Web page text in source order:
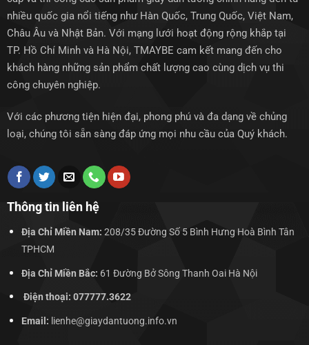
nhiều quốc gia nổi tiếng như Hàn Quốc, Trung Quốc, Việt Nam,
Châu Âu và Nhật Bản. Với mạng lưới hoạt động rộng khắp tại
TP. Hồ Chí Minh và Hà Nội, TMAYBE cam kết mang đến cho
khách hàng những sản phẩm chất lượng cao cùng dịch vụ thi
công chuyên nghiệp.
Với các phương tiện hiện đại, phong phú và đa dạng về chủng
loại, chúng tôi sẵn sàng đáp ứng mọi nhu cầu của Quý khách.
Thông tin liên hệ
Địa Chỉ Miền Nam: 208/35 Đường Số 5 Bình Hưng Hoà Bình Tân
TPHCM
Địa Chỉ Miền Bắc: 61 Đường Bở Sông Thanh Oai Hà Nội
Điện thoại: 077777.3622
Email: lienhe@giaydantuong.info.vn